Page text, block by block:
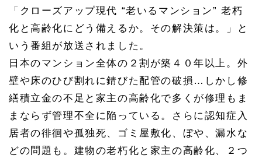
「クローズアップ現代 “老いるマンション” 老朽
化と高齢化にどう備えるか。その解決策は。」と
いう番組が放送されました。
日本のマンション全体の２割が築４０年以上。外
壁や床のひび割れに錆びた配管の破損…しかし修
繕積立金の不足と家主の高齢化で多くが修理もま
まならず管理不全に陥っている。さらに認知症入
居者の徘徊や孤独死、ゴミ屋敷化、ぼや、漏水な
どの問題も。建物の老朽化と家主の高齢化、２つ